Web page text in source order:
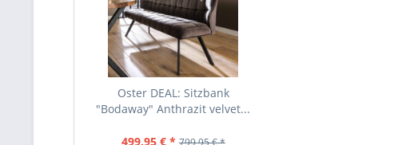
Oster DEAL: Sitzbank
"Bodaway" Anthrazit velvet...
499,95 € * 799,95 € *